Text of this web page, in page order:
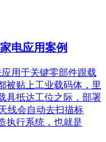
电应用案例
用于关键零部件跟载
被贴上工业载码体，里
具抵达工位之际，部署
线会自动去扫描标
执行系统，也就是